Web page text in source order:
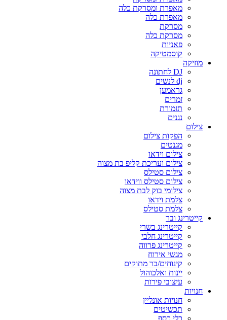
מאפרת ומסרקת כלה
מאפרת כלה
מסרקת
מסרקת כלה
פאניות
קוסמטיקה
מוזיקה
DJ לחתונה
dj לנשים
גראמען
זמרים
תזמורת
נגנים
צילום
הפקות צילום
מגנטים
צילום וידאו
צילום ועריכת קליפ בת מצוה
צילום סטילס
צילום סטילס ווידאו
צילומי בוק לבת מצוה
צלמת וידאו
צלמת סטילס
קייטרינג ובר
קייטרינג בשרי
קייטרינג חלבי
קייטרינג פרווה
מגשי אירוח
קינוחים/בר מתוקים
יינות ואלכוהול
עיצובי פירות
חנויות
חנויות אונליין
תכשיטים
כלי כסף